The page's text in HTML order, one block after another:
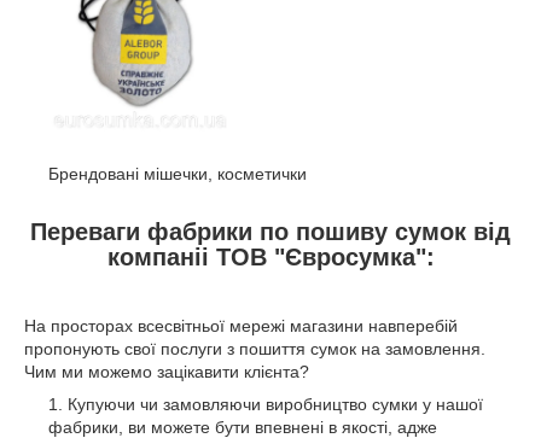
Брендовані мішечки, косметички
Переваги фабрики по пошиву сумок від
компаніі ТОВ "Євросумка":
На просторах всесвітньої мережі магазини навперебій
пропонують свої послуги з пошиття сумок на замовлення.
Чим ми можемо зацікавити клієнта?
Купуючи чи замовляючи виробництво сумки у нашої
фабрики, ви можете бути впевнені в якості, адже